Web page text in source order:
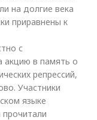
на долгие века
приравнены к
с
акцию в память о
репрессий,
Участники
языке